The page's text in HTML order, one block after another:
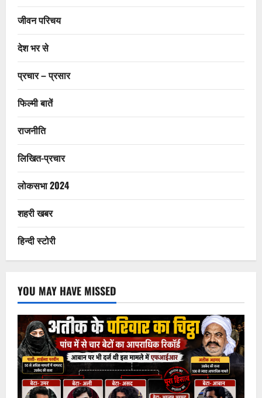
जीवन परिचय
देश भर से
प्रचार – प्रसार
फिल्मी बातें
राजनीति
लिखित-प्रचार
लोकसभा 2024
शहरी खबर
हिन्दी स्टोरी
YOU MAY HAVE MISSED